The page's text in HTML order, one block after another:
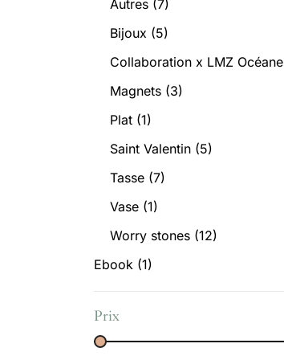
Autres (7)
Bijoux (5)
Collaboration x LMZ Océane
Magnets (3)
Plat (1)
Saint Valentin (5)
Tasse (7)
Vase (1)
Worry stones (12)
Ebook (1)
Prix